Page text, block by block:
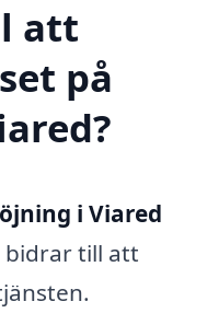
att
på
i Viared
bidrar till att